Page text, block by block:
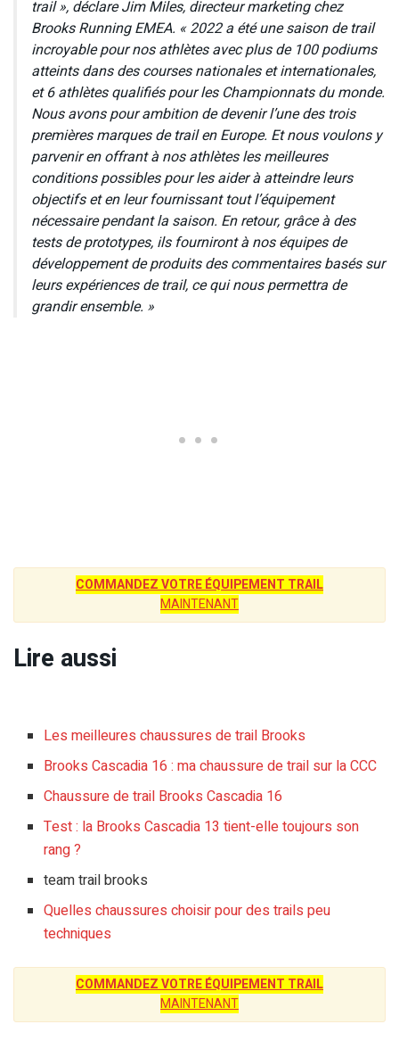
trail », déclare Jim Miles, directeur marketing chez
Brooks Running EMEA. « 2022 a été une saison de trail
incroyable pour nos athlètes avec plus de 100 podiums
atteints dans des courses nationales et internationales,
et 6 athlètes qualifiés pour les Championnats du monde.
Nous avons pour ambition de devenir l’une des trois
premières marques de trail en Europe. Et nous voulons y
parvenir en offrant à nos athlètes les meilleures
conditions possibles pour les aider à atteindre leurs
objectifs et en leur fournissant tout l’équipement
nécessaire pendant la saison. En retour, grâce à des
tests de prototypes, ils fourniront à nos équipes de
développement de produits des commentaires basés sur
leurs expériences de trail, ce qui nous permettra de
grandir ensemble. »
COMMANDEZ VOTRE ÉQUIPEMENT TRAIL
MAINTENANT
Lire aussi
Les meilleures chaussures de trail Brooks
Brooks Cascadia 16 : ma chaussure de trail sur la CCC
Chaussure de trail Brooks Cascadia 16
Test : la Brooks Cascadia 13 tient-elle toujours son
rang ?
team trail brooks
Quelles chaussures choisir pour des trails peu
techniques
COMMANDEZ VOTRE ÉQUIPEMENT TRAIL
MAINTENANT